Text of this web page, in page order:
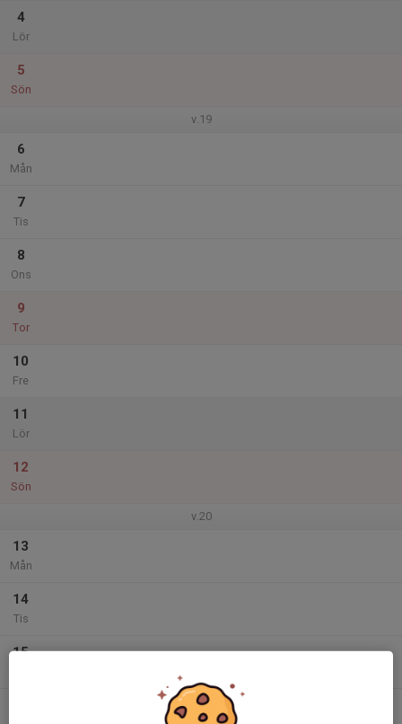
4
Lör
5
Sön
v.19
6
Mån
7
Tis
8
Ons
9
Tor
10
Fre
11
Lör
12
Sön
v.20
13
Mån
14
Tis
15